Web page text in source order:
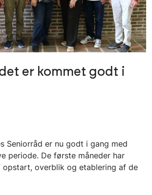
er kommet godt i
Seniorråd er nu godt i gang med
periode. De første måneder har
overblik og etablering af de